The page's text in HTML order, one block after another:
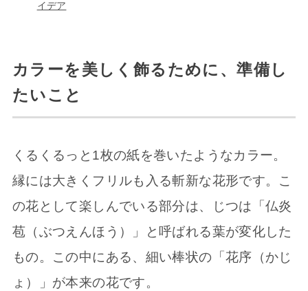
イデア
カラーを美しく飾るために、準備し
たいこと
くるくるっと1枚の紙を巻いたようなカラー。
縁には大きくフリルも入る斬新な花形です。こ
の花として楽しんでいる部分は、じつは「仏炎
苞（ぶつえんほう）」と呼ばれる葉が変化した
もの。この中にある、細い棒状の「花序（かじ
ょ）」が本来の花です。